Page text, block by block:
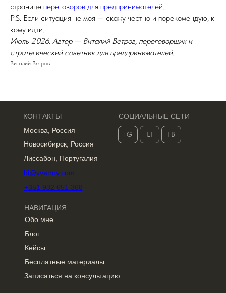
странице переговоров для предпринимателей.
P.S. Если ситуация не моя — скажу честно и порекомендую, к
кому идти.
Июль 2026. Автор — Виталий Ветров, переговорщик и
стратегический советник для предпринимателей.
Виталий Ветров
КОНТАКТЫ
Москва, Россия
Новосибирск, Россия
+351 932 651 368
hi@vvetrov.com
Лиссабон, Португалия
НАВИГАЦИЯ
СОЦИАЛЬНЫЕ СЕТИ
Обо мне
Бесплатные материалы
Кейсы
Блог
Записаться на консультацию
FB
LI
TG